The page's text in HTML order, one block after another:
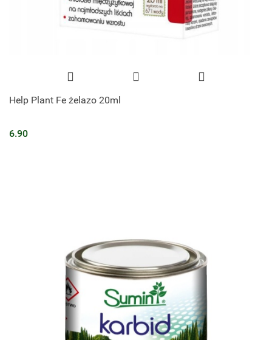
Help Plant Fe żelazo 20ml
6.90